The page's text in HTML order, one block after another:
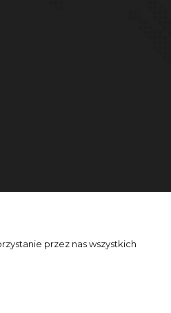
przez nas wszystkich